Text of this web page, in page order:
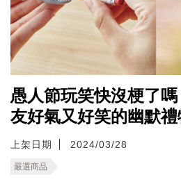
愚人節玩笑快沒梗了嗎
友好氣又好笑的幽默禮
上架日期 2024/03/28
嚴選商品